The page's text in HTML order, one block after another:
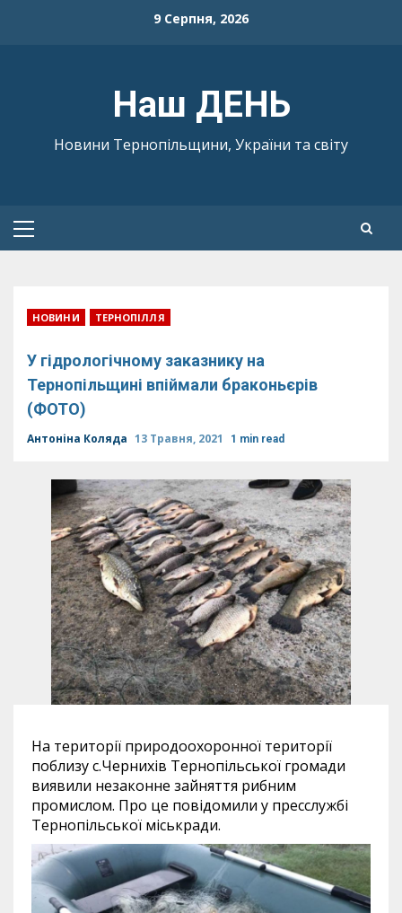
9 Серпня, 2026
Наш ДЕНЬ
Новини Тернопільщини, України та світу
Primary
НОВИНИ ТЕРНОПІЛЛЯ
У гідрологічному заказнику на
Тернопільщині впіймали браконьєрів
(ФОТО)
Антоніна Коляда 13 Травня, 2021 1 min read
На території природоохоронної території
поблизу с.Чернихів Тернопільської громади
виявили незаконне зайняття рибним
промислом. Про це повідомили у пресслужбі
Тернопільської міськради.